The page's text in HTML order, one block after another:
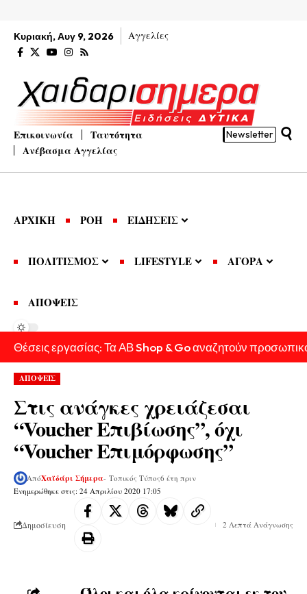
Κυριακή, Αυγ 9, 2026 Αγγελίες
Επικοινωνία
Ταυτότητα
Ανέβασμα Αγγελίας
Newsletter
ΑΡΧΙΚΗ ΡΟΗ ΕΙΔΗΣΕΙΣ
ΠΟΛΙΤΙΣΜΟΣ LIFESTYLE ΑΓΟΡΑ
ΑΠΟΨΕΙΣ
Θέσεις εργασίας: Τα ΑΒ Shop & Go αναζητούν
ΑΠΟΨΕΙΣ
Στις ανάγκες χρειάζεσαι
“Voucher Επιβίωσης”, όχι
“Voucher Επιμόρφωσης”
Ενημερώθηκε στις: 24 Απριλίου 2020 17:05
ΑπόΧαϊδάρι Σήμερα- Τοπικός Τύπος6 έτη πριν
Δημοσίευση 2 Λεπτά Ανάγνωσης